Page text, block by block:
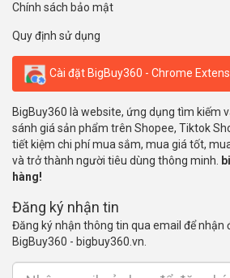
Chính sách bảo mật
Quy định sử dụng
Cài đặt BigBuy360 - Chrome
BigBuy360 là website, ứng dụng tìm kiếm
sánh giá sản phẩm trên Shopee, Tiktok
tiết kiệm chi phí mua sắm, mua giá tốt,
và trở thành người tiêu dùng thông minh.
hàng!
Đăng ký nhận tin
Đăng ký nhận thông tin qua email để nhận
BigBuy360 - bigbuy360.vn.